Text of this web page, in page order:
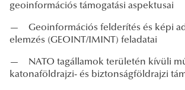
geoinformációs támogatási aspektusai
— Geoinformációs felderítés és képi
elemzés (GEOINT/IMINT) feladatai
— NATO tagállamok területén kívüli
katonaföldrajzi- és biztonságföldrajzi